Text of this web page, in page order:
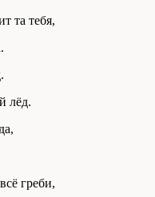
та тебя,
лёд.
греби,